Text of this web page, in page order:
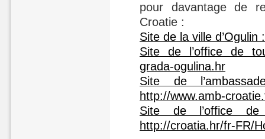
pour davantage de
Croatie :
Site de la ville
Site de l’office de
grada-ogulina.hr
Site de
http://www.amb-
Site de l’office
http://croatia.hr/fr-FR/